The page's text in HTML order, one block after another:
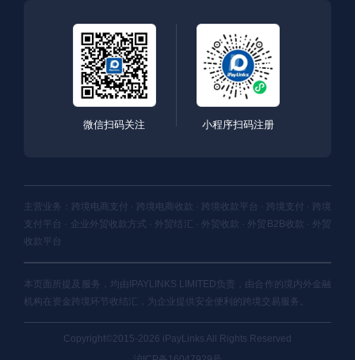
微信扫码关注 小程序扫码注册
主营业务：跨境电商支付 · 跨境电商收款 · 跨境收款平台 · 跨境支付 · 跨境
支付平台 · 企业外贸收款方式 · 外贸结汇 · 外贸收款 · 外贸B2B收款 · 外贸
收款平台
本页面所提及服务，均由IPAYLINKS LIMITED负责，由合作的境内外金融
机构在资金跨境环节收结汇，为企业提供安全便利的跨境交易服务。
Copyright©2015-2026 iPayLinks All Rights Reserved